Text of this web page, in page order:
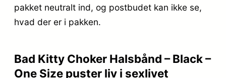
pakket neutralt ind, og postbudet kan ikke se,
hvad der er i pakken.
Bad Kitty Choker Halsbånd – Black –
One Size puster liv i sexlivet